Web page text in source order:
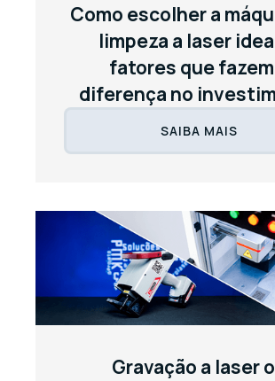
Como escolher a
limpeza a laser
fatores que
diferença no
SAIBA MAIS
Gravação a laser